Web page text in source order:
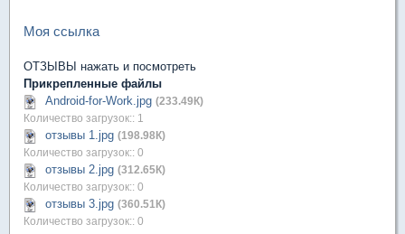
Моя ссылка
ОТЗЫВЫ нажать и посмотреть
Прикрепленные файлы
Android-for-Work.jpg (233.49К)
Количество загрузок:: 1
отзывы 1.jpg (198.98К)
Количество загрузок:: 0
отзывы 2.jpg (312.65К)
Количество загрузок:: 0
отзывы 3.jpg (360.51К)
Количество загрузок:: 0